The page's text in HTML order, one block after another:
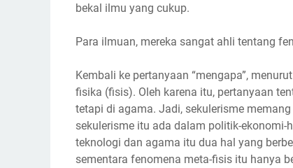
bekal ilmu yang cukup.
Para ilmuan, mereka sangat ahli tentang
Kembali ke pertanyaan “mengapa”,
fisika (fisis). Oleh karena itu, pertanyaan
tetapi di agama. Jadi, sekulerisme
sekulerisme itu ada dalam politik-
teknologi dan agama itu dua hal yang
sementara fenomena meta-fisis itu hanya